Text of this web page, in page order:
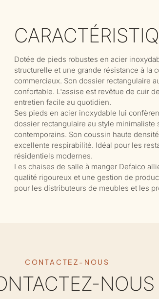
Dotée de pieds robustes en acier
structurelle et une grande résistance à la
commerciaux. Son dossier rectangulaire
confortable. L'assise est revêtue de cuir
entretien facile au quotidien.
Ses pieds en acier inoxydable lui
dossier rectangulaire au style
contemporains. Son coussin haute
excellente respirabilité. Idéal pour les
résidentiels modernes.
Les chaises de salle à manger Defaico
qualité rigoureux et une gestion de
pour les distributeurs de meubles et les
CONTACTEZ-NOUS
NOUS